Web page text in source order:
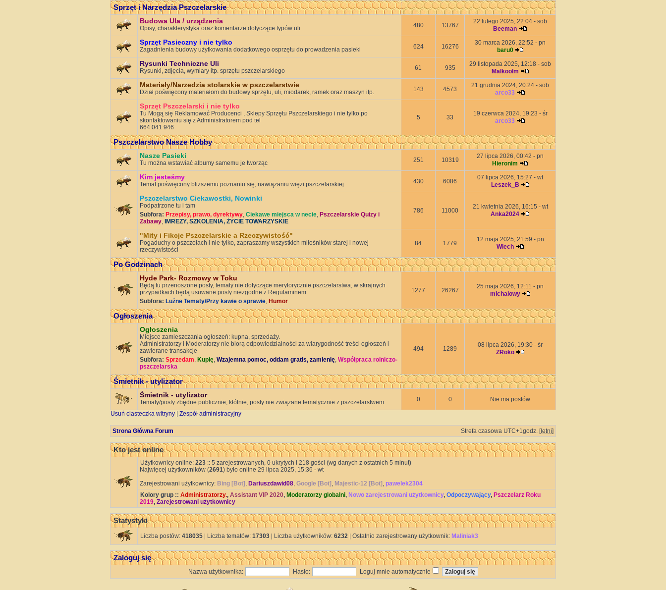
Sprzęt i Narzędzia Pszczelarskie
Budowa Ula / urządzenia
Opisy, charakterystyka oraz komentarze dotyczące typów uli 480 13767
22 lutego 2025, 22:04 - sob
Beeman
Sprzęt Pasieczny i nie tylko
Zagadnienia budowy użytkowania dodatkowego osprzętu do prowadzenia pasieki 624 16276
30 marca 2026, 22:52 - pn
baru0
Rysunki Techniczne Uli
Rysunki, zdjęcia, wymiary itp. sprzętu pszczelarskiego 61 935
29 listopada 2025, 12:18 - sob
Malkoolm
Materiały/Narzedzia stolarskie w pszczelarstwie
Dział poświęcony materiałom do budowy sprzętu, uli, miodarek, ramek oraz maszyn itp. 143 4573
21 grudnia 2024, 20:24 - sob
arco33
Sprzęt Pszczelarski i nie tylko
Tu Mogą się Reklamować Producenci , Sklepy Sprzętu Pszczelarskiego i nie tylko po
skontaktowaniu się z Administratorem pod tel
664 041 946
5 33
19 czerwca 2024, 19:23 - śr
arco33
Pszczelarstwo Nasze Hobby
Nasze Pasieki
Tu można wstawiać albumy samemu je tworząc 251 10319
27 lipca 2026, 00:42 - pn
Hieronim
Kim jesteśmy
Temat poświęcony bliższemu poznaniu się, nawiązaniu więzi pszczelarskiej 430 6086
07 lipca 2026, 15:27 - wt
Leszek_B
Pszczelarstwo Ciekawostki, Nowinki
Podpatrzone tu i tam
Subfora: Przepisy, prawo, dyrektywy, Ciekawe miejsca w necie, Pszczelarskie Quizy i
Zabawy, IMREZY, SZKOLENIA, ŻYCIE TOWARZYSKIE
786 11000
21 kwietnia 2026, 16:15 - wt
Anka2024
"Mity i Fikcje Pszczelarskie a Rzeczywistość"
Pogaduchy o pszczołach i nie tylko, zapraszamy wszystkich miłośników starej i nowej
rzeczywistości
84 1779
12 maja 2025, 21:59 - pn
Wiech
Po Godzinach
Hyde Park- Rozmowy w Toku
Będą tu przenoszone posty, tematy nie dotyczące merytorycznie pszczelarstwa, w skrajnych
przypadkach będą usuwane posty niezgodne z Regulaminem
Subfora: Luźne Tematy/Przy kawie o sprawie, Humor
1277 26267
25 maja 2026, 12:11 - pn
michalowy
Ogłoszenia
Ogłoszenia
Miejsce zamieszczania ogłoszeń: kupna, sprzedaży.
Administratorzy i Moderatorzy nie biorą odpowiedzialności za wiarygodność treści ogłoszeń i
zawierane transakcje
Subfora: Sprzedam, Kupię, Wzajemna pomoc, oddam gratis, zamienię, Współpraca rolniczo-
pszczelarska
494 1289
08 lipca 2026, 19:30 - śr
ZRoko
Śmietnik - utylizator
Śmietnik - utylizator
Tematy/posty zbędne publicznie, kłótnie, posty nie związane tematycznie z pszczelarstwem. 0 0 Nie ma postów
Usuń ciasteczka witryny Zespół administracyjny
Strona Główna Forum Strefa czasowa UTC+1godz. [letni]
Kto jest online
Użytkownicy online: 223 :: 5 zarejestrowanych, 0 ukrytych i 218 gości (wg danych z ostatnich 5 minut)
Najwięcej użytkowników (2691) było online 29 lipca 2025, 15:36 - wt
Zarejestrowani użytkownicy: Bing [Bot] , Dariuszdawid08, Google [Bot] , Majestic-12 [Bot] , pawelek2304
Kolory grup :: Administratorzy., Assistant VIP 2020, Moderatorzy globalni, Nowo zarejestrowani użytkownicy, Odpoczywający, Pszczelarz Roku
2019, Zarejestrowani użytkownicy
Statystyki
Liczba postów: 418035 | Liczba tematów: 17303 | Liczba użytkowników: 6232 | Ostatnio zarejestrowany użytkownik: Maliniak3
Zaloguj się
Nazwa użytkownika: Hasło: Loguj mnie automatycznie